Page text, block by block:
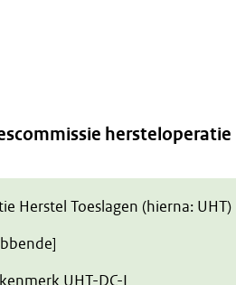
hersteloperatie
Herstel Toeslagen (hierna: UHT)
UHT-DC-I